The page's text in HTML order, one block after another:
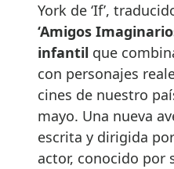
York de ‘If’,
‘Amigos
infantil que
con personajes
cines de nuestro
mayo. Una nueva
escrita y dirigida
actor, conocido por